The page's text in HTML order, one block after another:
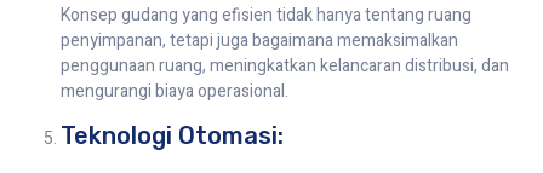
Konsep gudang yang efisien tidak hanya tentang ruang
penyimpanan, tetapi juga bagaimana memaksimalkan
penggunaan ruang, meningkatkan kelancaran distribusi, dan
mengurangi biaya operasional.
Teknologi Otomasi: